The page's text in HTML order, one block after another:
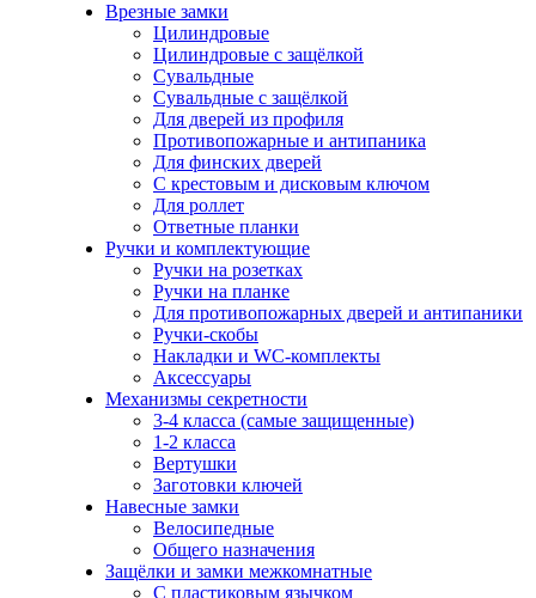
Врезные замки
Цилиндровые
Цилиндровые с защёлкой
Сувальдные
Сувальдные с защёлкой
Для дверей из профиля
Противопожарные и антипаника
Для финских дверей
С крестовым и дисковым ключом
Для роллет
Ответные планки
Ручки и комплектующие
Ручки на розетках
Ручки на планке
Для противопожарных дверей и антипаники
Ручки-скобы
Накладки и WC-комплекты
Аксессуары
Механизмы секретности
3-4 класса (самые защищенные)
1-2 класса
Вертушки
Заготовки ключей
Навесные замки
Велосипедные
Общего назначения
Защёлки и замки межкомнатные
С пластиковым язычком